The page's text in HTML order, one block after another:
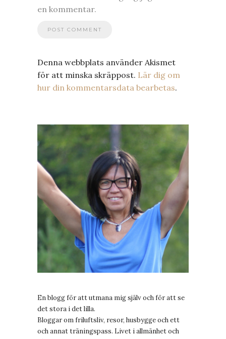
en kommentar.
Denna webbplats använder Akismet
för att minska skräppost. Lär dig om
hur din kommentarsdata bearbetas.
En blogg för att utmana mig själv och för att se
det stora i det lilla.
Bloggar om friluftsliv, resor, husbygge och ett
och annat träningspass. Livet i allmänhet och